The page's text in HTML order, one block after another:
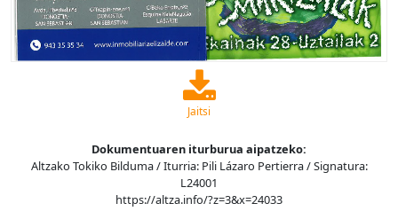
Jaitsi
Dokumentuaren iturburua aipatzeko:
Altzako Tokiko Bilduma / Iturria: Pili Lázaro Pertierra / Signatura:
L24001
https://altza.info/?z=3&x=24033